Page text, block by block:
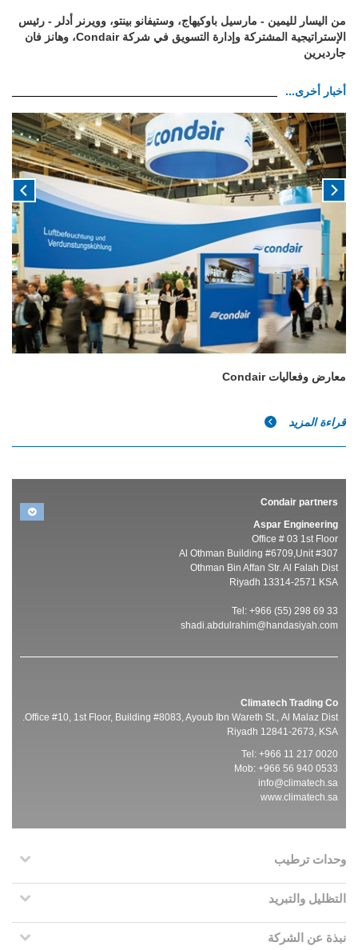
من اليسار لليمين - مارسيل باوكيهاج، وستيفانو بينتو، وويرنر أدلر - رئيس
الإستراتيجية المشتركة وإدارة التسويق في شركة Condair، وهانز فان
جارديرين
أخبار أخرى...
معارض وفعاليات Condair
قراءة المزيد
Condair partners
Aspar Engineering
Office # 03 1st Floor
Al Othman Building #6709,Unit #307
Othman Bin Affan Str. Al Falah Dist
Riyadh 13314-2571 KSA
Tel: +966 (55) 298 69 33
shadi.abdulrahim@handasiyah.com
Climatech Trading Co
Office #10, 1st Floor, Building #8083, Ayoub Ibn Wareth St., Al Malaz Dist.
Riyadh 12841-2673, KSA
Tel: +966 11 217 0020
Mob: +966 56 940 0533
info@climatech.sa
www.climatech.sa
وحدات ترطيب
التظليل والتبريد
نبذة عن الشركة